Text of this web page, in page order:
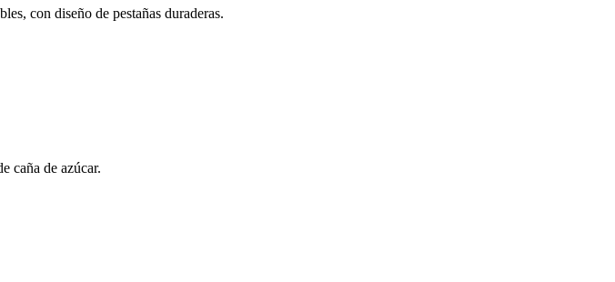
con diseño de pestañas duraderas.
caña de azúcar.